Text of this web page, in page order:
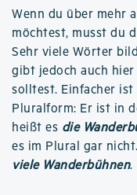
Wenn du über mehr
möchtest, musst du
Sehr viele Wörter
gibt jedoch auch
solltest. Einfacher
Pluralform: Er ist in
heißt es die
es im Plural gar
viele Wanderbühnen.